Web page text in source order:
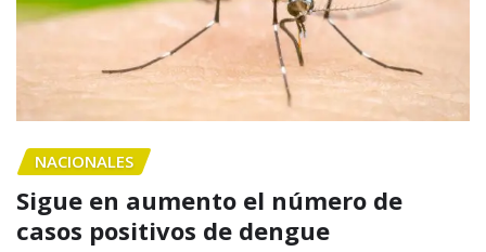
NACIONALES
Sigue en aumento el número de
casos positivos de dengue